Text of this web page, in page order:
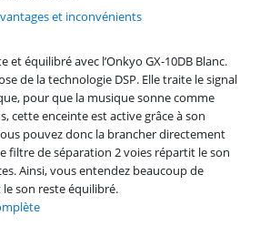
et inconvénients
et équilibré avec l’Onkyo GX-10DB Blanc.
de la technologie DSP. Elle traite le signal
pour que la musique sonne comme
cette enceinte est active grâce à son
pouvez donc la brancher directement
filtre de séparation 2 voies répartit le son
Ainsi, vous entendez beaucoup de
son reste équilibré.